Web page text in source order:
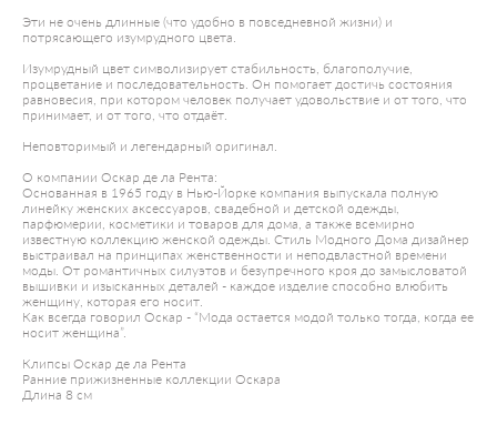
Эти не очень длинные (что удобно в повседневной жизни) и
потрясающего изумрудного цвета.
Изумрудный цвет символизирует стабильность, благополучие,
процветание и последовательность. Он помогает достичь состояния
равновесия, при котором человек получает удовольствие и от того, что
принимает, и от того, что отдаёт.
Неповторимый и легендарный оригинал.
О компании Оскар де ла Рента:
Основанная в 1965 году в Нью-Йорке компания выпускала полную
линейку женских аксессуаров, свадебной и детской одежды,
парфюмерии, косметики и товаров для дома, а также всемирно
известную коллекцию женской одежды. Стиль Модного Дома дизайнер
выстраивал на принципах женственности и неподвластной времени
моды. От романтичных силуэтов и безупречного кроя до замысловатой
вышивки и изысканных деталей - каждое изделие способно влюбить
женщину, которая его носит.
Как всегда говорил Оскар - “Мода остается модой только тогда, когда ее
носит женщина”.
Клипсы Оскар де ла Рента
Ранние прижизненные коллекции Оскара
Длина 8 см